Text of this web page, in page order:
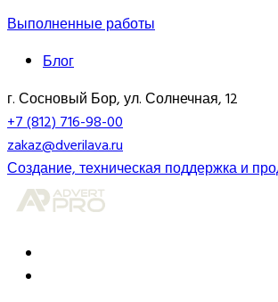
Выполненные работы
Блог
г. Сосновый Бор, ул. Солнечная, 12
+7 (812) 716-98-00
zakaz@dverilava.ru
Создание, техническая поддержка и